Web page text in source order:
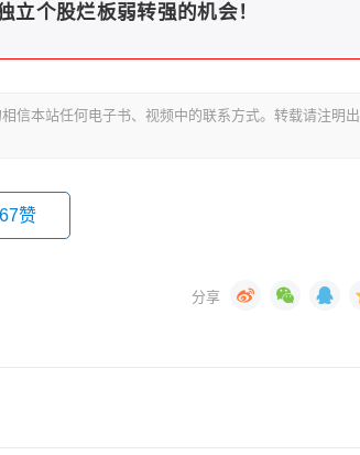
个股烂板弱转强的机会！
信本站任何电子书、视频中的联系方式。转载请注明出
67赞